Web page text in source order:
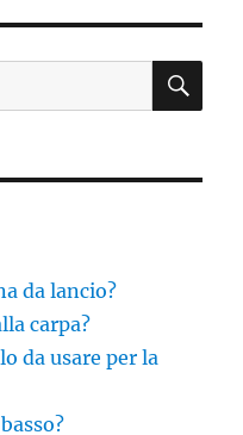
da lancio?
carpa?
da usare per la